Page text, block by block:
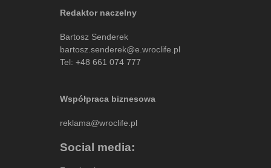
Redaktor naczelny
Bartosz Senderek
bartosz.senderek@e.wroclife.pl
Tel: +48 661 074 777
Współpraca biznesowa
reklama@wroclife.pl
Social media: